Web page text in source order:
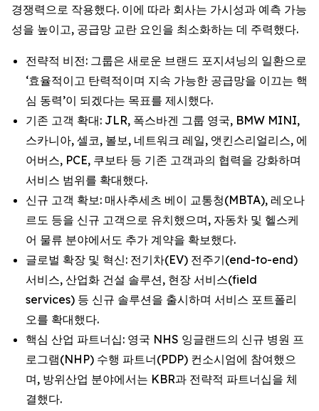
경쟁력으로 작용했다. 이에 따라 회사는 가시성과 예측 가능
성을 높이고, 공급망 교란 요인을 최소화하는 데 주력했다.
전략적 비전: 그룹은 새로운 브랜드 포지셔닝의 일환으로
‘효율적이고 탄력적이며 지속 가능한 공급망을 이끄는 핵
심 동력’이 되겠다는 목표를 제시했다.
기존 고객 확대: JLR, 폭스바겐 그룹 영국, BMW MINI,
스카니아, 셀코, 볼보, 네트워크 레일, 앳킨스리얼리스, 에
어버스, PCE, 쿠보타 등 기존 고객과의 협력을 강화하며
서비스 범위를 확대했다.
신규 고객 확보: 매사추세츠 베이 교통청(MBTA), 레오나
르도 등을 신규 고객으로 유치했으며, 자동차 및 헬스케
어 물류 분야에서도 추가 계약을 확보했다.
글로벌 확장 및 혁신: 전기차(EV) 전주기(end-to-end)
서비스, 산업화 건설 솔루션, 현장 서비스(field
services) 등 신규 솔루션을 출시하며 서비스 포트폴리
오를 확대했다.
핵심 산업 파트너십: 영국 NHS 잉글랜드의 신규 병원 프
로그램(NHP) 수행 파트너(PDP) 컨소시엄에 참여했으
며, 방위산업 분야에서는 KBR과 전략적 파트너십을 체
결했다.